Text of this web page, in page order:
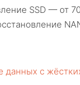
SSD — от
данных с